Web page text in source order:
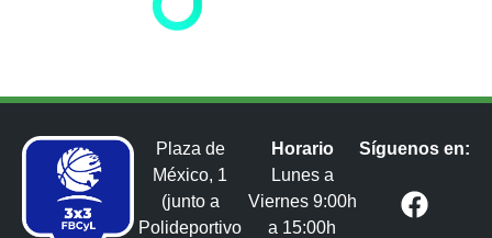
Plaza de
México, 1
(junto a
Polideportivo
Horario
Lunes a
Viernes 9:00h
a 15:00h
Síguenos en: